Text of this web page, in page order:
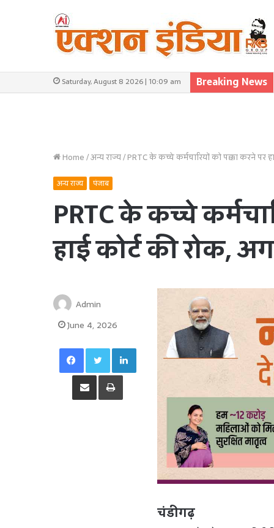
Saturday, August 8 2026 | 10:09 am Breaking News
Home/अन्य राज्य/PRTC के कच्चे कर्मचारियों को पक्का करने पर
अन्य राज्य पंजाब
PRTC के कच्चे
हाई कोर्ट की रोक,
चंडीगढ़
Admin
June 4, 2026
Facebook Twitter LinkedIn
Share via Email Print